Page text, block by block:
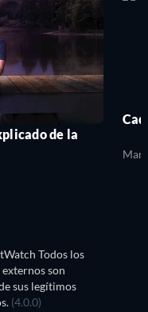
de la
Todos los
son
sus legítimos
(4.0.0)